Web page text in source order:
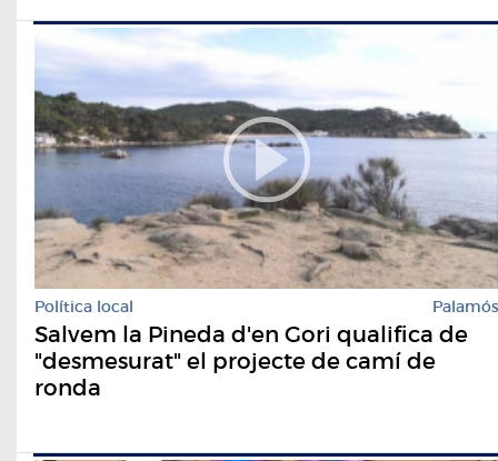
Política local Palamós
Salvem la Pineda d'en Gori qualifica de
"desmesurat" el projecte de camí de
ronda